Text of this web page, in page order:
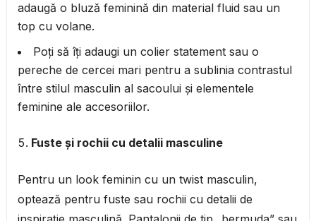
adaugă o bluză feminină din material fluid sau un
top cu volane.
Poți să îți adaugi un colier statement sau o
pereche de cercei mari pentru a sublinia contrastul
între stilul masculin al sacoului și elementele
feminine ale accesoriilor.
Fuste și rochii cu detalii masculine
Pentru un look feminin cu un twist masculin,
optează pentru fuste sau rochii cu detalii de